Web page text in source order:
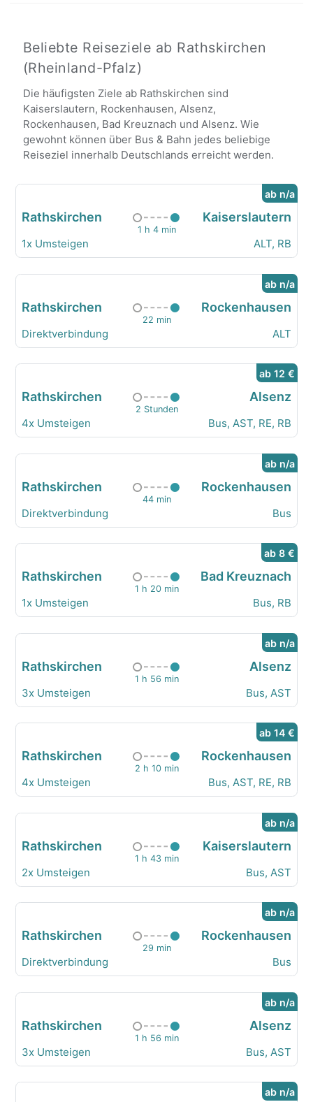
Beliebte Reiseziele ab Rathskirchen
(Rheinland-Pfalz)
Die häufigsten Ziele ab Rathskirchen sind
Kaiserslautern, Rockenhausen, Alsenz,
Rockenhausen, Bad Kreuznach und Alsenz. Wie
gewohnt können über Bus & Bahn jedes beliebige
Reiseziel innerhalb Deutschlands erreicht werden.
ab n/a
Rathskirchen
1 h 4 min
Kaiserslautern
1x Umsteigen ALT, RB
ab n/a
Rathskirchen
22 min
Rockenhausen
Direktverbindung ALT
ab 12 €
Rathskirchen
2 Stunden
Alsenz
4x Umsteigen Bus, AST, RE, RB
ab n/a
Rathskirchen
44 min
Rockenhausen
Direktverbindung Bus
ab 8 €
Rathskirchen
1 h 20 min
Bad Kreuznach
1x Umsteigen Bus, RB
ab n/a
Rathskirchen
1 h 56 min
Alsenz
3x Umsteigen Bus, AST
ab 14 €
Rathskirchen
2 h 10 min
Rockenhausen
4x Umsteigen Bus, AST, RE, RB
ab n/a
Rathskirchen
1 h 43 min
Kaiserslautern
2x Umsteigen Bus, AST
ab n/a
Rathskirchen
29 min
Rockenhausen
Direktverbindung Bus
ab n/a
Rathskirchen
1 h 56 min
Alsenz
3x Umsteigen Bus, AST
ab n/a